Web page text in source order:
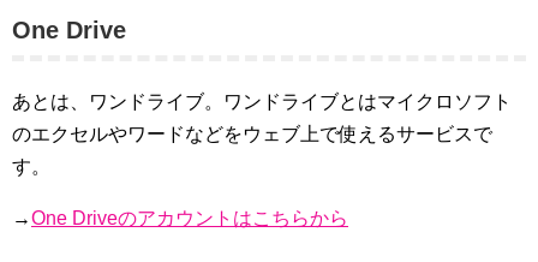
One Drive
あとは、ワンドライブ。ワンドライブとはマイクロソフト
のエクセルやワードなどをウェブ上で使えるサービスで
す。
→One Driveのアカウントはこちらから